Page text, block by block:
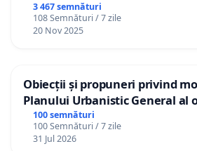
3 467 semnături
108 Semnături / 7 zile
20 Nov 2025
Obiecții și propuneri privind
Planului Urbanistic General al
100 semnături
100 Semnături / 7 zile
31 Jul 2026